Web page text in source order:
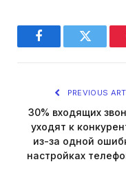
FacebookTwitter
PREVIOUS
30% входящих
уходят к
из-за одной
настройках